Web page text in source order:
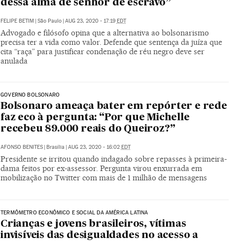
dessa alma de senhor de escravo”
FELIPE BETIM | São Paulo | AUG 23, 2020 - 17:19 EDT
Advogado e filósofo opina que a alternativa ao bolsonarismo
precisa ter a vida como valor. Defende que sentença da juíza que
cita “raça” para justificar condenação de réu negro deve ser
anulada
GOVERNO BOLSONARO
Bolsonaro ameaça bater em repórter e rede
faz eco à pergunta: “Por que Michelle
recebeu 89.000 reais do Queiroz?”
AFONSO BENITES | Brasília | AUG 23, 2020 - 16:02 EDT
Presidente se irritou quando indagado sobre repasses à primeira-
dama feitos por ex-assessor. Pergunta virou enxurrada em
mobilização no Twitter com mais de 1 milhão de mensagens
TERMÔMETRO ECONÔMICO E SOCIAL DA AMÉRICA LATINA
Crianças e jovens brasileiros, vítimas
invisíveis das desigualdades no acesso a